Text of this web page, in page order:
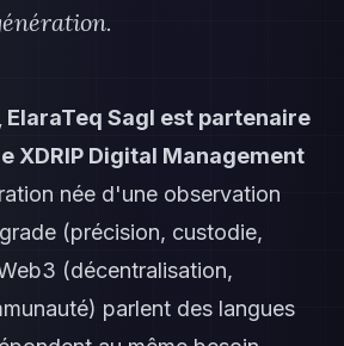
ElaraTeq Sagl est partenaire
XDRIP Digital Management
née d'une observation
(précision, custodie,
(décentralisation,
parlent des langues